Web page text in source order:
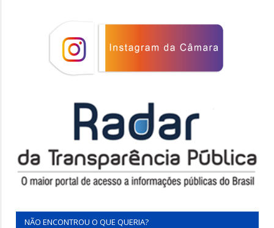
NÃO ENCONTROU O QUE QUERIA?